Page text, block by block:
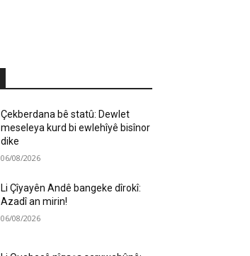
Çekberdana bê statû: Dewlet
meseleya kurd bi ewlehîyê bisînor
dike
06/08/2026
Li Çîyayên Andê bangeke dîrokî:
Azadî an mirin!
06/08/2026